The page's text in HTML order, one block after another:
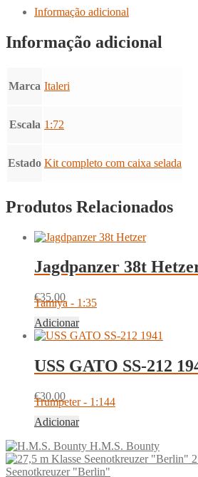
Informação adicional
Informação adicional
Marca Italeri
Escala 1:72
Estado Kit completo com caixa selada
Produtos Relacionados
Jagdpanzer 38t
€35.00
Tamiya - 1:35
Adicionar
USS GATO SS-212
€30.00
Trumpeter - 1:144
Adicionar
H.M.S. Bounty
Seenotkreuzer "Berlin"